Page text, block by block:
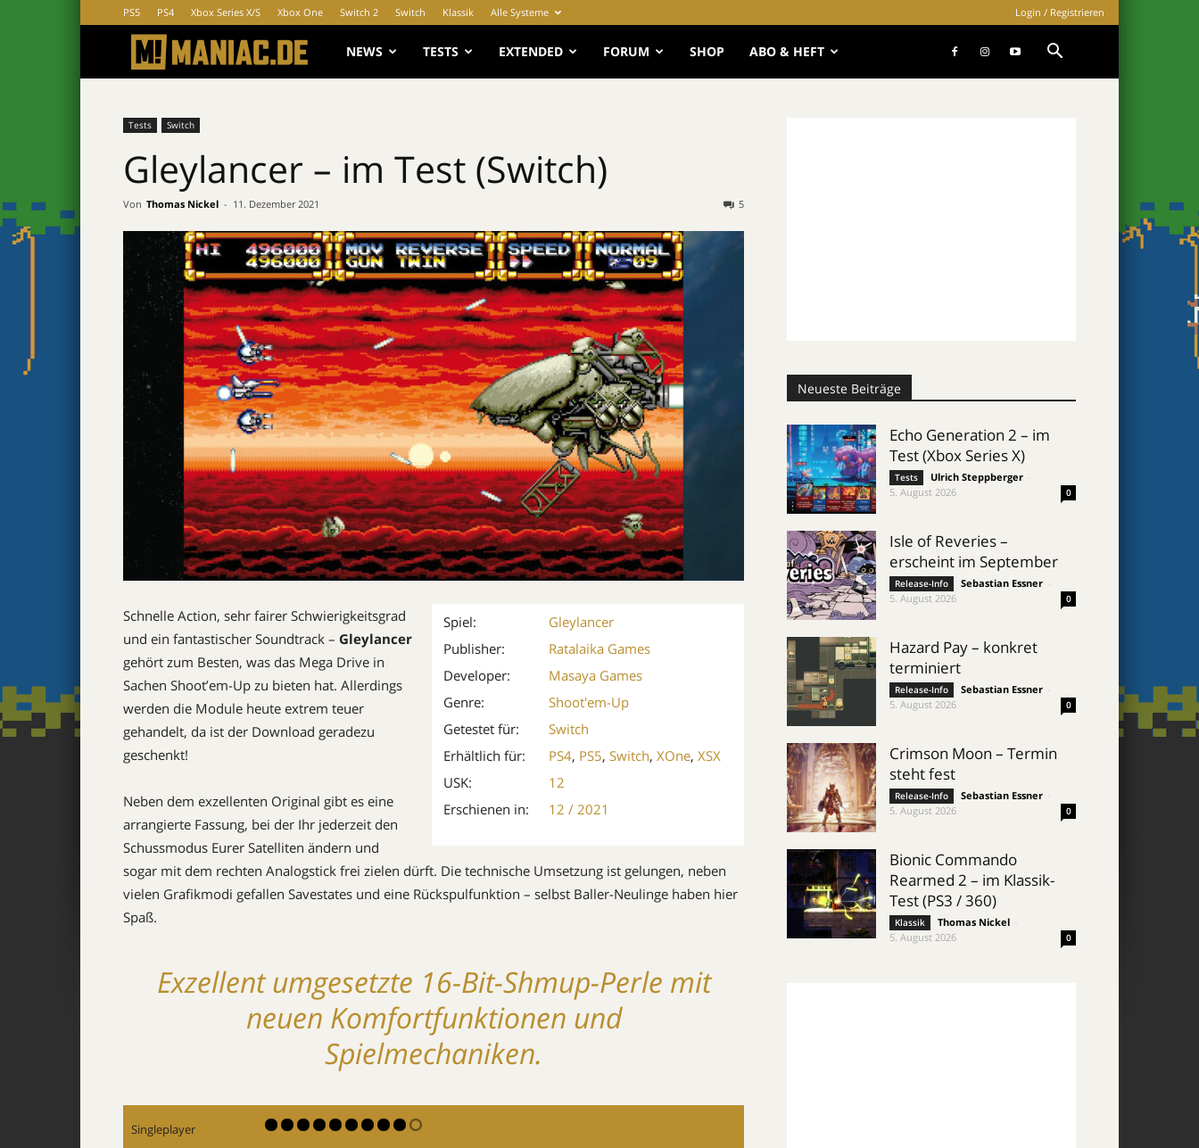
PS5 PS4 Xbox Series X/S Xbox One Switch 2 Switch Klassik Alle Systeme Login / Registrieren
MANIAC.de
NEWS TESTS EXTENDED FORUM SHOP ABO & HEFT
Tests Switch
Gleylancer – im Test (Switch)
Von Thomas Nickel - 11. Dezember 2021 5
Spiel:
Gleylancer
Publisher:
Ratalaika Games
Developer:
Masaya Games
Genre:
Shoot'em-Up
Getestet für:
Switch
Erhältlich für:
PS4, PS5, Switch, XOne, XSX
USK:
12
Erschienen in:
12 / 2021
Schnelle Action, sehr fairer Schwierigkeitsgrad
und ein fantastischer Soundtrack – Gleylancer
gehört zum Besten, was das Mega Drive in
Sachen Shoot’em-Up zu bieten hat. Allerdings
werden die ­Module heute extrem teuer
gehandelt, da ist der Download geradezu
geschenkt!
Neben dem exzellenten Original gibt es eine
arrangierte Fassung, bei der Ihr jederzeit den
Schussmodus Eurer Satelliten ändern und
sogar mit dem rechten Analogstick frei zielen dürft. Die technische Umsetzung ist gelungen, neben
vielen Grafikmodi gefallen Savestates und eine Rückspulfunktion – selbst Baller-Neulinge haben hier
Spaß.
Exzellent umgesetzte 16-Bit-­Shmup-Perle mit
neuen Komfort­funktionen und
Spielmechaniken.
Singleplayer
Neueste Beiträge
Echo Generation 2 – im
Test (Xbox Series X)
Tests Ulrich Steppberger
5. August 2026
0
Isle of Reveries –
erscheint im September
Release-Info Sebastian Essner
5. August 2026
0
Hazard Pay – konkret
terminiert
Release-Info Sebastian Essner
5. August 2026
0
Crimson Moon – Termin
steht fest
Release-Info Sebastian Essner
5. August 2026
0
Bionic Commando
Rearmed 2 – im Klassik-
Test (PS3 / 360)
Klassik Thomas Nickel
5. August 2026
0